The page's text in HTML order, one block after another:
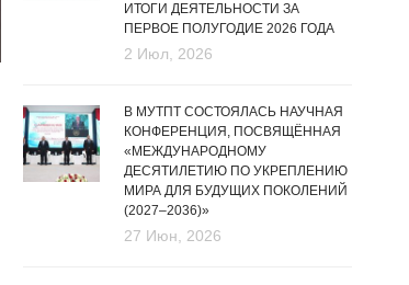
ИТОГИ ДЕЯТЕЛЬНОСТИ ЗА
ПЕРВОЕ ПОЛУГОДИЕ 2026 ГОДА
2 Июл, 2026
В МУТПТ СОСТОЯЛАСЬ НАУЧНАЯ
КОНФЕРЕНЦИЯ, ПОСВЯЩЁННАЯ
«МЕЖДУНАРОДНОМУ
ДЕСЯТИЛЕТИЮ ПО УКРЕПЛЕНИЮ
МИРА ДЛЯ БУДУЩИХ ПОКОЛЕНИЙ
(2027–2036)»
27 Июн, 2026